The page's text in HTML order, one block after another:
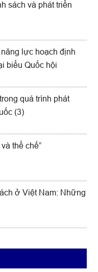
sách và phát triển
lực hoạch định
biểu Quốc hội
quá trình phát
(3)
thể chế”
ở Việt Nam: Những